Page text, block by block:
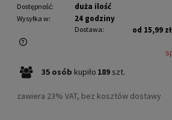
Dostępność: duża ilość
Wysyłka w: 24 godziny
Dostawa: od 15,99 zł
Cena nie zawiera ewentualnych
35 osób kupiło 189 szt.
zawiera 23% VAT, bez kosztów dostawy